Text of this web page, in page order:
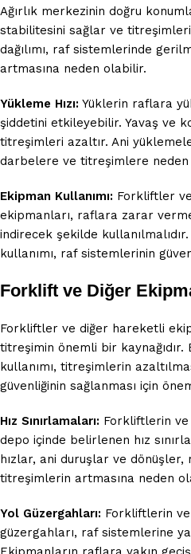
Ağırlık merkezinin doğru
stabilitesini sağlar ve titreşimleri
dağılımı, raf sistemlerinde
artmasına neden olabilir.
Yükleme Hızı: Yüklerin raflara
şiddetini etkileyebilir. Yavaş ve
titreşimleri azaltır. Ani
darbelere ve titreşimlere
Ekipman Kullanımı: Forkliftler
ekipmanları, raflara zarar
indirecek şekilde
kullanımı, raf sistemlerinin
Forklift ve Diğer
Forkliftler ve diğer hareketli
titreşimin önemli bir kaynağıdır.
kullanımı, titreşimlerin
güvenliğinin sağlanması için
Hız Sınırlamaları: Forkliftlerin ve
depo içinde belirlenen hız
hızlar, ani duruşlar ve
titreşimlerin artmasına neden
Yol Güzergahları: Forkliftlerin
güzergahları, raf sistemlerine